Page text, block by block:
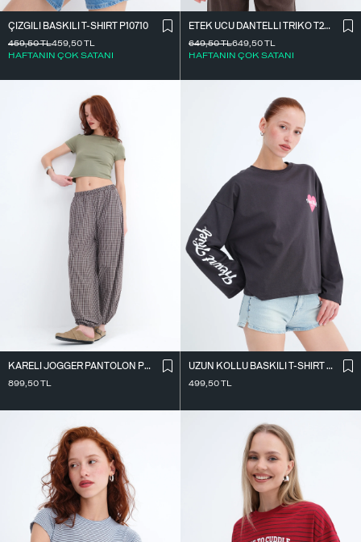
ÇIZGILI BASKILI T-SHIRT P10710
459,50TL
HAFTANIN ÇOK SATANI
459,50TL
ETEK UCU DANTELLI TRIKO T261025
649,50TL
HAFTANIN ÇOK SATANI
649,50TL
KARELI JOGGER PANTOLON PN18222
899,50TL
UZUN KOLLU BASKILI T-SHIRT P10696
499,50TL